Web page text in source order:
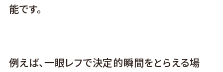
能です。
例えば、一眼レフで決定的瞬間をとらえる場